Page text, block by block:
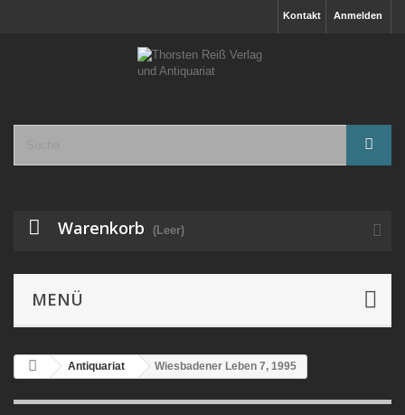
Anmelden
Kontakt
Warenkorb (Leer)
MENÜ
Antiquariat Wiesbadener Leben 7, 1995